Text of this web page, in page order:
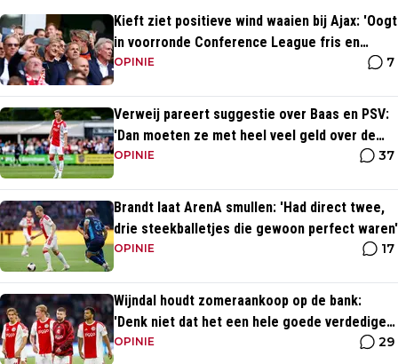
Kieft ziet positieve wind waaien bij Ajax: 'Oogt
in voorronde Conference League fris en
energiek'
OPINIE 7
Verweij pareert suggestie over Baas en PSV:
'Dan moeten ze met heel veel geld over de
brug komen'
OPINIE 37
Brandt laat ArenA smullen: 'Had direct twee,
drie steekballetjes die gewoon perfect waren'
OPINIE 17
Wijndal houdt zomeraankoop op de bank:
'Denk niet dat het een hele goede verdediger
is'
OPINIE 29